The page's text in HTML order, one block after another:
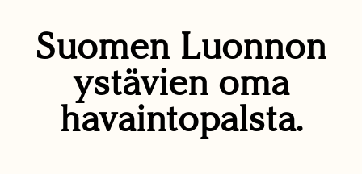
Suomen Luonnon
ystävien oma
havaintopalsta.